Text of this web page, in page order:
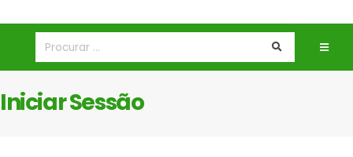
Iniciar Sessão